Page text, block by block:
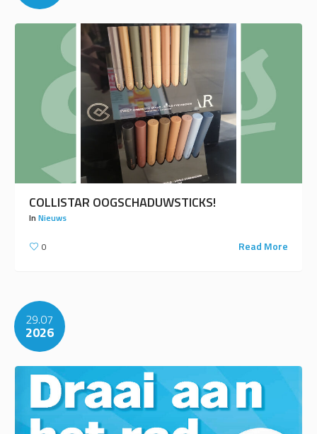
COLLISTAR OOGSCHADUWSTICKS!
In Nieuws
Read More
0
29.07
2026